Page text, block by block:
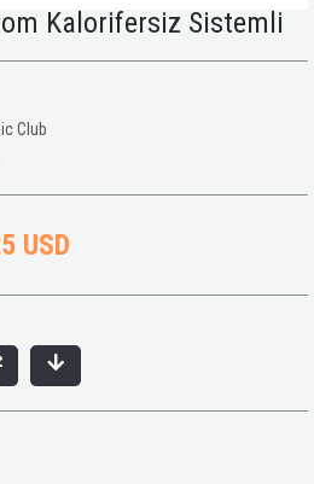
Kalorifersiz Sistemli
Club
USD